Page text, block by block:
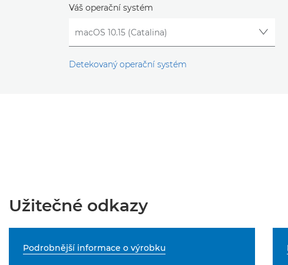
Váš operační systém
Detekovaný operační systém
Užitečné odkazy
Podrobnější informace o výrobku